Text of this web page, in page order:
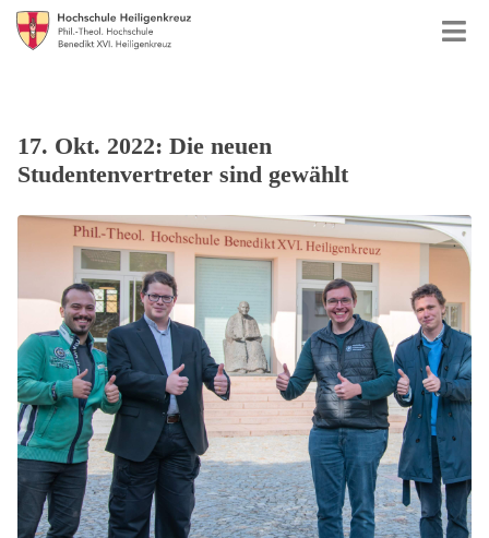
17. Okt. 2022: Die neuen
Studentenvertreter sind gewählt